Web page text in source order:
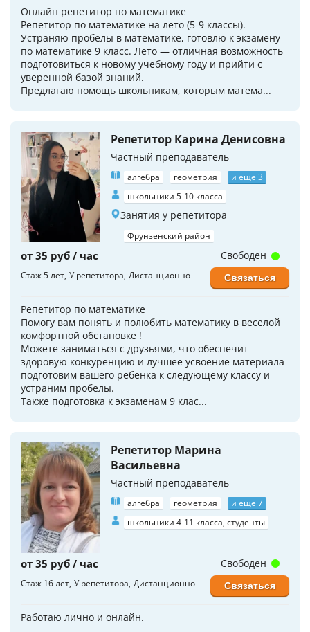
Онлайн репетитор по математике
Репетитор по математике на лето (5-9 классы).
Устраняю пробелы в математике, готовлю к экзамену
по математике 9 класс. Лето — отличная возможность
подготовиться к новому учебному году и прийти с
уверенной базой знаний.
Предлагаю помощь школьникам, которым матема...
Репетитор Карина Денисовна
Частный преподаватель
алгебра геометрия
и еще 3
школьники 5-10 класса
Занятия у репетитора
Фрунзенский район
от 35 руб / час
Стаж 5 лет У репетитора Дистанционно
Репетитор по математике
Помогу вам понять и полюбить математику в веселой
комфортной обстановке !
Можете заниматься с друзьями, что обеспечит
здоровую конкуренцию и лучшее усвоение материала
подготовим вашего ребенка к следующему классу и
устраним пробелы.
Также подготовка к экзаменам 9 клас...
Свободен
Связаться
Репетитор Марина
Васильевна
Частный преподаватель
алгебра геометрия
и еще 7
школьники 4-11 класса, студенты
от 35 руб / час
Стаж 16 лет У репетитора Дистанционно
Работаю лично и онлайн.
Свободен
Связаться